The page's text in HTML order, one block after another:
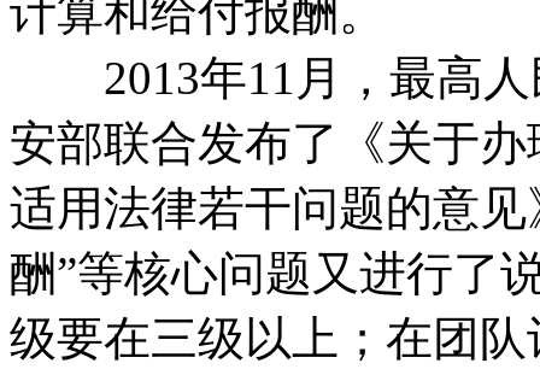
计算和给付报酬。
2013年11月，最高人
安部联合发布了《关于
适用法律若干问题的意
酬”等核心问题又进行了
级要在三级以上；在团